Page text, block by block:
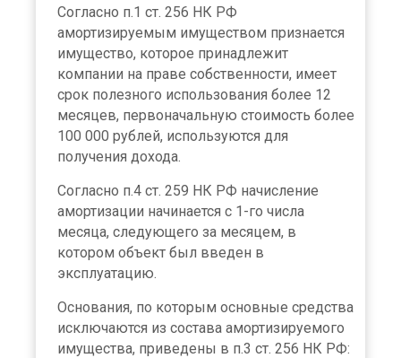
Согласно п.1 ст. 256 НК РФ
амортизируемым имуществом признается
имущество, которое принадлежит
компании на праве собственности, имеет
срок полезного использования более 12
месяцев, первоначальную стоимость более
100 000 рублей, используются для
получения дохода.
Согласно п.4 ст. 259 НК РФ начисление
амортизации начинается с 1-го числа
месяца, следующего за месяцем, в
котором объект был введен в
эксплуатацию.
Основания, по которым основные средства
исключаются из состава амортизируемого
имущества, приведены в п.3 ст. 256 НК РФ: